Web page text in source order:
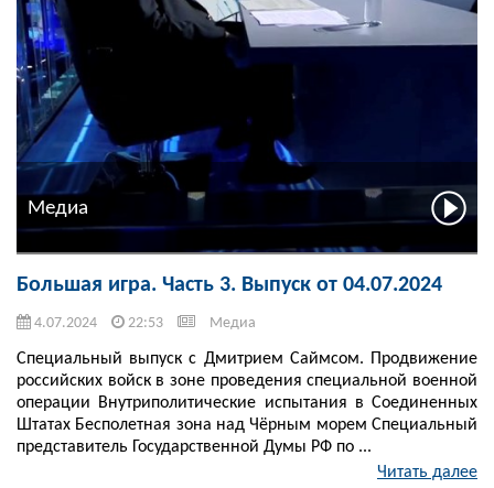
Медиа
Большая игра. Часть 3. Выпуск от 04.07.2024
4.07.2024 22:53 Медиа
Специальный выпуск с Дмитрием Саймсом. Продвижение
российских войск в зоне проведения специальной военной
операции Внутриполитические испытания в Соединенных
Штатах Бесполетная зона над Чёрным морем Специальный
представитель Государственной Думы РФ по ...
Читать далее